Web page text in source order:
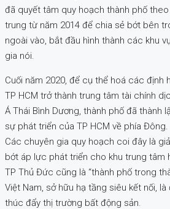
đã quyết tâm quy hoạch thành phố
trung từ năm 2014 để chia sẻ bớt bên
ngoài vào, bắt đầu hình thành các khu
gia nói.
Cuối năm 2020, để cụ thể hoá các định
TP HCM trở thành trung tâm tài chính
Á Thái Bình Dương, thành phố đã thành
sự phát triển của TP HCM về phía Đông.
Các chuyên gia quy hoạch coi đây là
bớt áp lực phát triển cho khu trung tâm
TP Thủ Đức cũng là “thành phố trong
Việt Nam, sở hữu hạ tầng siêu kết nối,
thúc đẩy thị trường bất động sản.